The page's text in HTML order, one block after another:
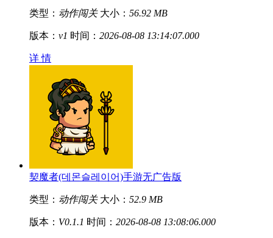
类型： 动作闯关 大小： 56.92 MB
版本： v1 时间： 2026-08-08 13:14:07.000
详 情
契魔者(데몬슬레이어)手游无广告版
类型： 动作闯关 大小： 52.9 MB
版本： V0.1.1 时间： 2026-08-08 13:08:06.000